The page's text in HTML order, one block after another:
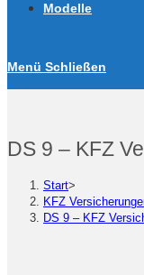
Modelle
Menü Schließen
DS 9 – KFZ
Start>
KFZ
DS 9 – KFZ